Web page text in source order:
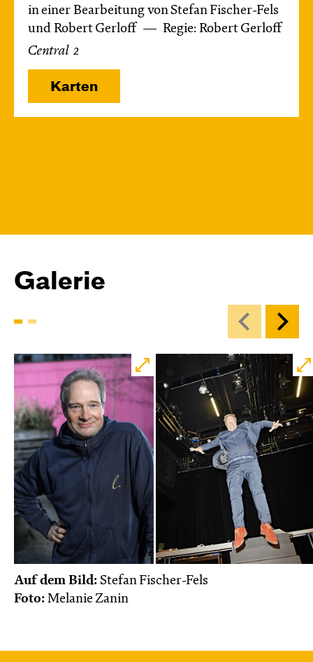
in einer Bearbeitung von Stefan Fischer-Fels
und Robert Gerloff
Regie: Robert Gerloff
Central 2
Karten
Galerie
Auf dem Bild: Stefan Fischer-Fels
Foto: Melanie Zanin